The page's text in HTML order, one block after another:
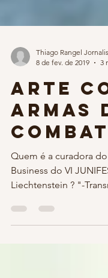
8 de fev. de 2019
3
Arte
armas
Quem é a curadora
Business do VI JUNIFEST 2019
Liechtenstein ? "-